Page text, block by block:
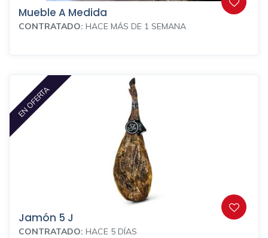
Mueble A Medida
CONTRATADO: HACE MÁS DE 1 SEMANA
EN OFERTA
Jamón 5 J
CONTRATADO: HACE 5 DÍAS